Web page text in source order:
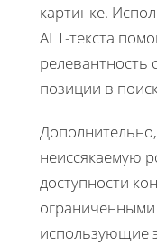
картинке.
ALT-текста
релевантность
позиции в
Дополнительно,
неиссякаемую
доступности
использующие